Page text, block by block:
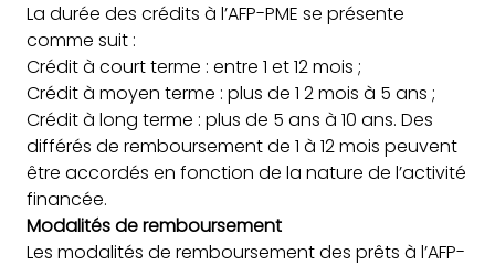
La durée des crédits à l’AFP-PME se présente
comme suit :
Crédit à court terme : entre 1 et 12 mois ;
Crédit à moyen terme : plus de 1 2 mois à 5 ans ;
Crédit à long terme : plus de 5 ans à 10 ans. Des
différés de remboursement de 1 à 12 mois peuvent
être accordés en fonction de la nature de l’activité
financée.
Modalités de remboursement
Les modalités de remboursement des prêts à l’AFP-